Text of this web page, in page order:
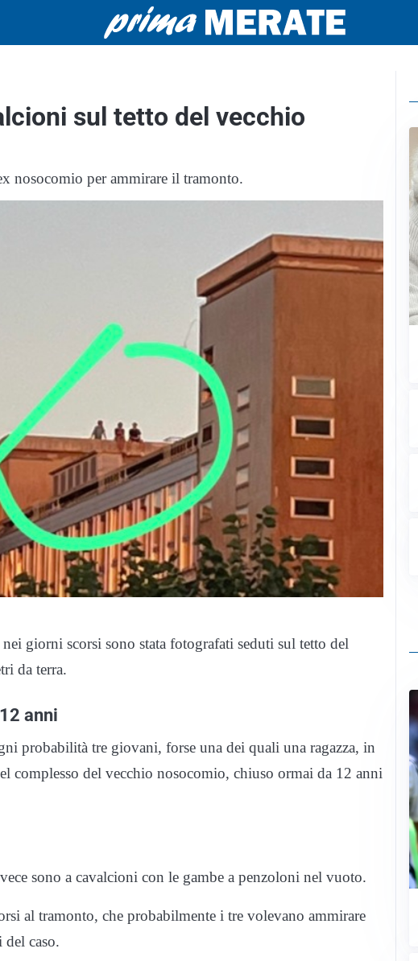
sul tetto del vecchio
nosocomio per ammirare il tramonto.
giorni scorsi sono stata fotografati seduti sul tetto del
da terra.
anni
probabilità tre giovani, forse una dei quali una ragazza, in
complesso del vecchio nosocomio, chiuso ormai da 12 anni
sono a cavalcioni con le gambe a penzoloni nel vuoto.
al tramonto, che probabilmente i tre volevano ammirare
caso.